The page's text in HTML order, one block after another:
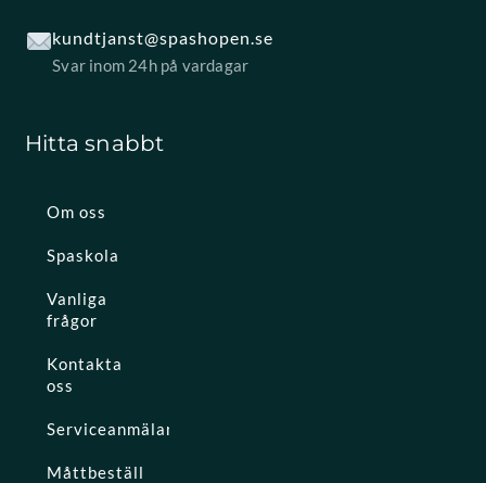
kundtjanst@spashopen.se
Svar inom 24h på vardagar
Hitta snabbt
Om oss
Spaskola
Vanliga
frågor
Kontakta
oss
Serviceanmälan
Måttbeställ